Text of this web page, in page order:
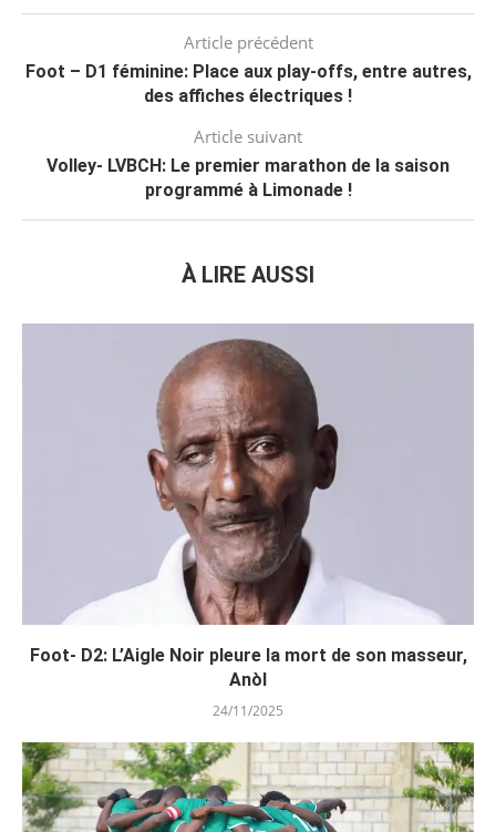
Article précédent
Foot – D1 féminine: Place aux play-offs, entre autres,
des affiches électriques !
Article suivant
Volley- LVBCH: Le premier marathon de la saison
programmé à Limonade !
À LIRE AUSSI
Foot- D2: L’Aigle Noir pleure la mort de son masseur,
Anòl
24/11/2025